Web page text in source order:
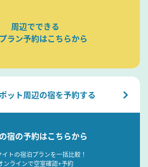
周辺でできる
ラン予約はこちらから
ット周辺の宿を予約する
宿の予約はこちらから
イトの宿泊プランを一括比較！
ンラインで空室確認+予約